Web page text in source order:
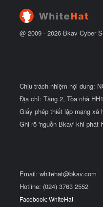
@ 2009 - 2026 Bkav Cyber
Chịu trách nhiệm nội dung:
Địa chỉ: Tầng 2, Tòa nhà
Giấy phép thiết lập mạng xã
Ghi rõ 'nguồn Bkav' khi phát
Email: whitehat@bkav.com
Hotline: (024) 3763 2552
Facebook: WhiteHat